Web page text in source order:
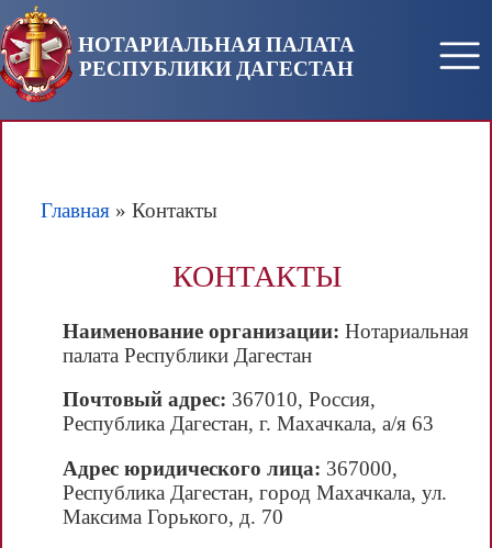
Перейти к основному содержанию
НОТАРИАЛЬНАЯ ПАЛАТА
РЕСПУБЛИКИ ДАГЕСТАН
Главная » Контакты
КОНТАКТЫ
Наименование организации: Нотариальная
палата Республики Дагестан
Почтовый адрес: 367010, Россия,
Республика Дагестан, г. Махачкала, а/я 63
Адрес юридического лица: 367000,
Республика Дагестан, город Махачкала, ул.
Максима Горького, д. 70